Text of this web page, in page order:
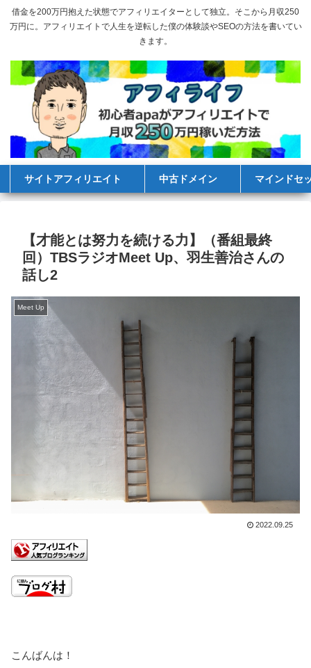
借金を200万円抱えた状態でアフィリエイターとして独立。そこから月収250
万円に。アフィリエイトで人生を逆転した僕の体験談やSEOの方法を書いてい
きます。
サイトアフィリエイト 中古ドメイン マインドセ
【才能とは努力を続ける力】（番組最終
回）TBSラジオMeet Up、羽生善治さんの
話し2
Meet Up
2022.09.25
こんばんは！